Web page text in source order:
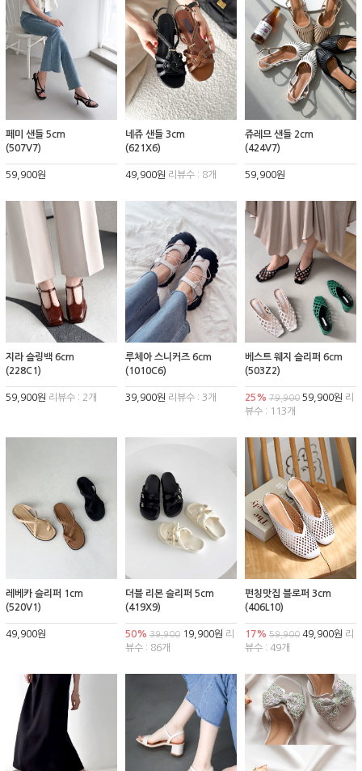
페미 샌들 5cm
(507V7)
59,900원
네쥬 샌들 3cm
(621X6)
49,900원 리뷰수 : 8개
쥬레므 샌들 2cm
(424V7)
59,900원
지라 슬링백 6cm
(228C1)
59,900원 리뷰수 : 2개
루체아 스니커즈 6cm
(1010C6)
39,900원 리뷰수 : 3개
베스트 웨지 슬리퍼 6cm
(503Z2)
25% 79,90059,900원 리
뷰수 : 113개
레베카 슬리퍼 1cm
(520V1)
49,900원
더블 리본 슬리퍼 5cm
(419X9)
50% 39,90019,900원 리
뷰수 : 86개
펀칭맛집 블로퍼 3cm
(406L10)
17% 59,90049,900원 리
뷰수 : 49개